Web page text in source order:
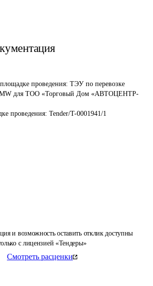
и возможность оставить отклик доступны
с лицензией «Тендеры»
Смотреть расценки
проведения: ТЭУ по перевозке
для ТОО «Торговый Дом «АВТОЦЕНТР-
проведения: Tender/T-0001941/1